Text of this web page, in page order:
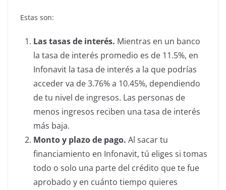
Estas son:
Las tasas de interés. Mientras en un banco
la tasa de interés promedio es de 11.5%, en
Infonavit la tasa de interés a la que podrías
acceder va de 3.76% a 10.45%, dependiendo
de tu nivel de ingresos. Las personas de
menos ingresos reciben una tasa de interés
más baja.
Monto y plazo de pago. Al sacar tu
financiamiento en Infonavit, tú eliges si tomas
todo o solo una parte del crédito que te fue
aprobado y en cuánto tiempo quieres